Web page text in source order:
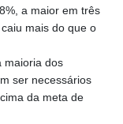
LTL 2.95274
LVL 0.60489
MAD 9.327951
MDL 17.39541
MGA
a maior em três
mais do que o
maioria dos
ser necessários
da meta de